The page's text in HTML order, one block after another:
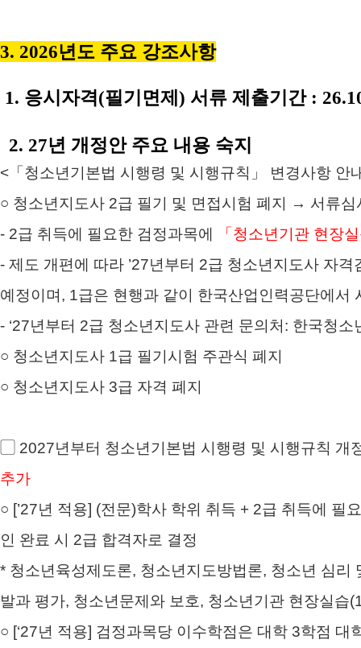
3. 2026년도 주요 강조사항
1. 응시자격(필기면제) 서류 제출기간 :
2. 27년 개정안 주요 내용 숙지
<「청소년기본법 시행령 및 시행규칙」 변경사항 안
○ 청소년지도사 2급 필기 및 면접시험 폐지 → 서류심
- 2급 취득에 필요한 검정과목에
「청소년기관 현장
- 제도 개편에 따라 ’27년부터 2급 청소년지도사 자
예정이며, 1급은 현행과 같이 한국산업인력공단에서
- ‘27년부터 2급 청소년지도사 관련 문의처: 한국청
○ 청소년지도사 1급 필기시험 주관식 폐지
○ 청소년지도사 3급 자격 폐지
▢ 2027년부터 청소년기본법 시행령 및 시행규칙 개
추가
○ [’27년 적용] (전문)학사 학위 취득 + 2급 취득에 필
인 완료 시 2급 합격자로 결정
* 청소년육성제도론, 청소년지도방법론, 청소년 심
발과 평가, 청소년문제와 보호, 청소년기관 현장실습
○ [‘27년 적용] 검정과목당 이수학점은 대학 3학점 대